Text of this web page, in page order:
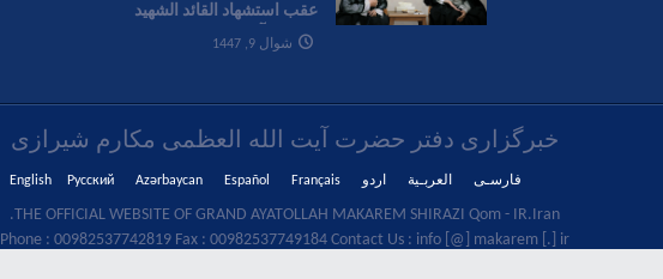
عقب استشهاد القائد الشهید
سماحة آیة الله العظمی الإمام
الخامنئي
شوال 9, 1447
خبرگزاری دفتر حضرت آیت الله العظمی مکارم شیرازی
فارسـی العربـیة اردو Français
Español
Azərbaycan
Русский
English
THE OFFICIAL WEBSITE OF GRAND AYATOLLAH MAKAREM SHIRAZI Qom - IR.Iran.
Phone : 00982537742819 Fax : 00982537749184 Contact Us : info [@] makarem [.] ir